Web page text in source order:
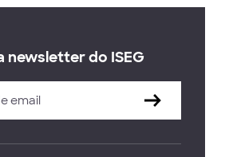
newsletter do ISEG